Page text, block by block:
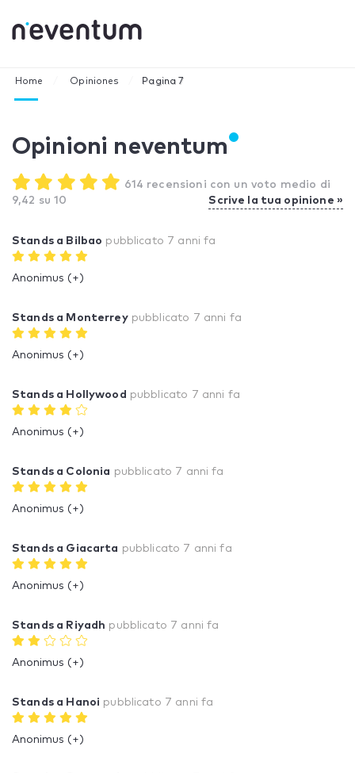
Home Opiniones Pagina 7
Opinioni neventum
614 recensioni con un voto medio di
9,42 su 10
Scrive la tua opinione »
Stands a Bilbao pubblicato 7 anni fa
Anonimus (+)
Stands a Monterrey pubblicato 7 anni fa
Anonimus (+)
Stands a Hollywood pubblicato 7 anni fa
Anonimus (+)
Stands a Colonia pubblicato 7 anni fa
Anonimus (+)
Stands a Giacarta pubblicato 7 anni fa
Anonimus (+)
Stands a Riyadh pubblicato 7 anni fa
Anonimus (+)
Stands a Hanoi pubblicato 7 anni fa
Anonimus (+)